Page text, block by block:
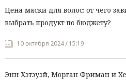
Цена маски для волос: от чего
выбрать продукт по бюджету?
10 октября 2024 / 15:19
Энн Хэтэуэй, Морган Фриман и